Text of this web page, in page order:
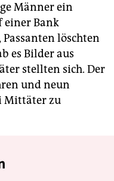
Männer ein
einer Bank
löschten
es Bilder aus
stellten sich. Der
und neun
Mittäter zu